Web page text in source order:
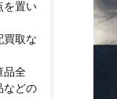
を置い
買取な
品全
などの